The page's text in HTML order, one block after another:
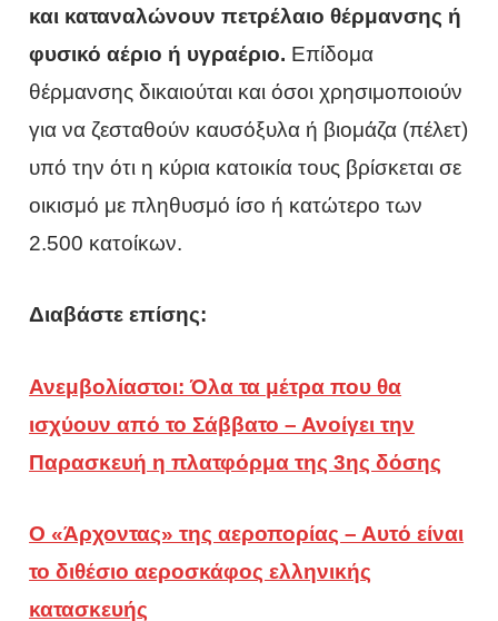
και καταναλώνουν πετρέλαιο θέρμανσης ή
φυσικό αέριο ή υγραέριο. Επίδομα
θέρμανσης δικαιούται και όσοι χρησιμοποιούν
για να ζεσταθούν καυσόξυλα ή βιομάζα (πέλετ)
υπό την ότι η κύρια κατοικία τους βρίσκεται σε
οικισμό με πληθυσμό ίσο ή κατώτερο των
2.500 κατοίκων.
Διαβάστε επίσης:
Ανεμβολίαστοι: Όλα τα μέτρα που θα
ισχύουν από το Σάββατο – Ανοίγει την
Παρασκευή η πλατφόρμα της 3ης δόσης
Ο «Άρχοντας» της αεροπορίας – Αυτό είναι
το διθέσιο αεροσκάφος ελληνικής
κατασκευής